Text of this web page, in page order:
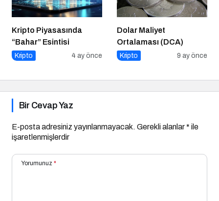
Kripto Piyasasında
“Bahar” Esintisi
Kripto 4 ay önce
Dolar Maliyet
Ortalaması (DCA)
Kripto 9 ay önce
Bir Cevap Yaz
E-posta adresiniz yayınlanmayacak. Gerekli alanlar* ile
işaretlenmişlerdir
Yorumunuz *